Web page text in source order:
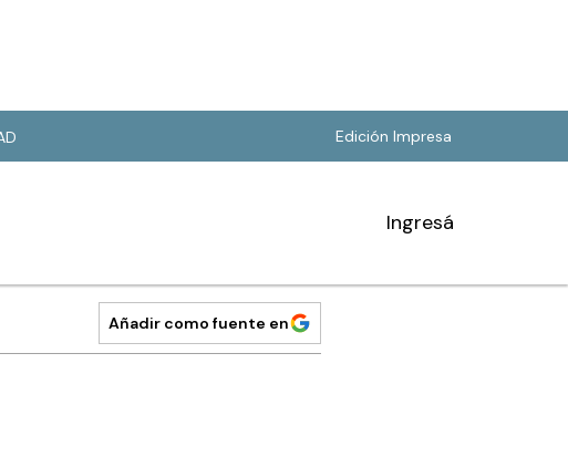
Edición Impresa
Ingresá
Añadir como fuente en